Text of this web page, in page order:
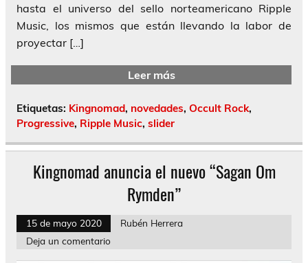
hasta el universo del sello norteamericano Ripple
Music, los mismos que están llevando la labor de
proyectar […]
Leer más
Etiquetas: Kingnomad, novedades, Occult Rock,
Progressive, Ripple Music, slider
Kingnomad anuncia el nuevo “Sagan Om
Rymden”
15 de mayo 2020
Rubén Herrera
Deja un comentario